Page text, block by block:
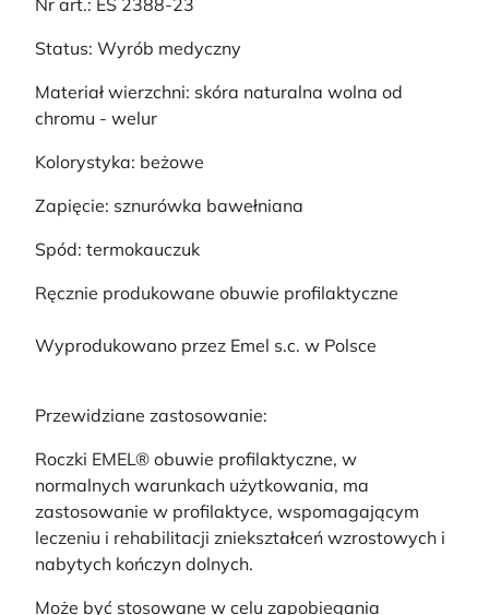
Nr art.: ES 2388-23
Status: Wyrób medyczny
Materiał wierzchni: skóra naturalna wolna od
chromu - welur
Kolorystyka: beżowe
Zapięcie: sznurówka bawełniana
Spód: termokauczuk
Ręcznie produkowane obuwie profilaktyczne
Wyprodukowano przez Emel s.c. w Polsce
Przewidziane zastosowanie:
Roczki EMEL® obuwie profilaktyczne, w
normalnych warunkach użytkowania, ma
zastosowanie w profilaktyce, wspomagającym
leczeniu i rehabilitacji zniekształceń wzrostowych i
nabytych kończyn dolnych.
Może być stosowane w celu zapobiegania